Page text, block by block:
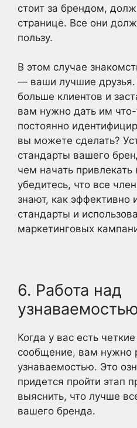
стоит за брендом,
странице. Все они
пользу.
В этом случае
— ваши лучшие
больше клиентов и
вам нужно дать им
постоянно
вы можете сделать?
стандарты вашего
чем начать привлекать
убедитесь, что все
знают, как эффективно
стандарты и
маркетинговых
6. Работа над
Когда у вас есть
сообщение, вам нужно
узнаваемостью. Это
придется пройти этап
выяснить, что лучше
вашего бренда.